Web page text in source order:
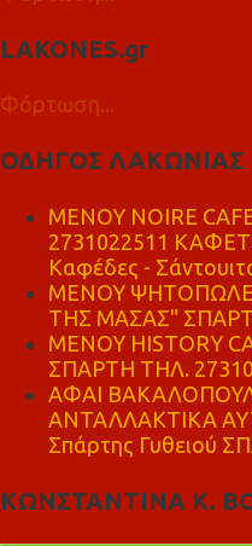
LAKONES.gr
Φόρτωση...
ΟΔΗΓΟΣ ΛΑΚΩΝΙΑΣ
MENOY NOIRE
2731022511
Καφέδες -
ΜΕΝΟΥ
ΤΗΣ ΜΑΣΑΣ"
ΜΕΝΟΥ HISTORY
ΣΠΑΡΤΗ ΤΗΛ. 27310
ΑΦΑΙ
ΑΝΤΑΛΛΑΚΤΙΚΑ
Σπάρτης Γυθειού
ΚΩΝΣΤΑΝΤΙΝΑ Κ.